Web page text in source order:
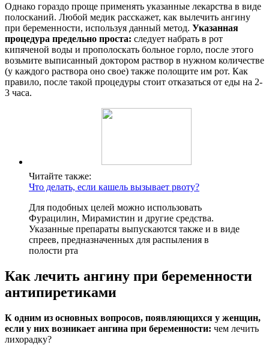
Однако гораздо проще применять указанные лекарства в виде
полосканий. Любой медик расскажет, как вылечить ангину
при беременности, используя данный метод. Указанная
процедура предельно проста: следует набрать в рот
кипяченой воды и прополоскать больное горло, после этого
возьмите выписанный доктором раствор в нужном количестве
(у каждого раствора оно свое) также полощите им рот. Как
правило, после такой процедуры стоит отказаться от еды на 2-
3 часа.
Читайте также:
Что делать, если кашель вызывает рвоту?
Для подобных целей можно использовать
Фурацилин, Мирамистин и другие средства.
Указанные препараты выпускаются также и в виде
спреев, предназначенных для распыления в
полости рта
Как лечить ангину при беременности
антипиретиками
К одним из основных вопросов, появляющихся у женщин,
если у них возникает ангина при беременности: чем лечить
лихорадку?